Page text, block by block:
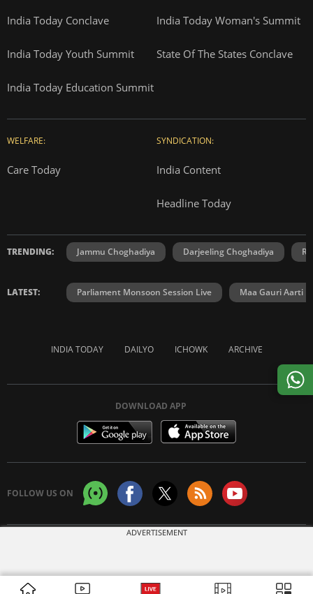
India Today Conclave India Today Woman's Summit
India Today Youth Summit State Of The States Conclave
India Today Education Summit
WELFARE:
Care Today
SYNDICATION:
India Content
Headline Today
TRENDING: Jammu Choghadiya Darjeeling Choghadiya
LATEST: Parliament Monsoon Session Live Maa Gauri Aarti
INDIA TODAY DAILYO ICHOWK ARCHIVE
DOWNLOAD APP
FOLLOW US ON
ADVERTISEMENT